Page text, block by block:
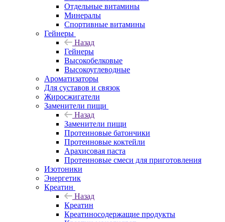
Отдельные витамины
Минералы
Спортивные витамины
Гейнеры
Назад
Гейнеры
Высокобелковые
Высокоуглеводные
Ароматизаторы
Для суставов и связок
Жиросжигатели
Заменители пищи
Назад
Заменители пищи
Протеиновые батончики
Протеиновые коктейли
Арахисовая паста
Протеиновые смеси для приготовления
Изотоники
Энергетик
Креатин
Назад
Креатин
Креатиносодержащие продукты